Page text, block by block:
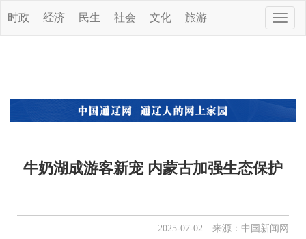
Toggle
时政 经济 民生 社会 文化 旅游
牛奶湖成游客新宠 内蒙古加强生态保护
2025-07-02 来源：中国新闻网